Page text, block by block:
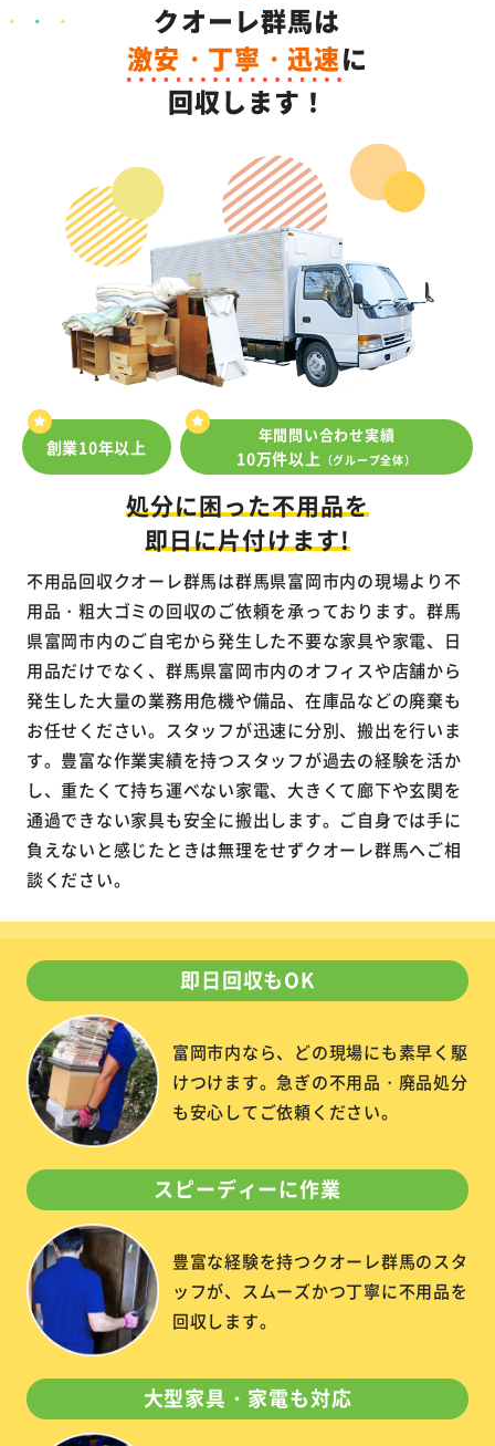
クオーレ群馬は
激安・丁寧・迅速に
回収します！
創業10年以上
年間問い合わせ実績
10万件以上 （グループ全体）
処分に困った不用品を
即日に片付けます!
不用品回収クオーレ群馬は群馬県富岡市内の現場より不
用品・粗大ゴミの回収のご依頼を承っております。群馬
県富岡市内のご自宅から発生した不要な家具や家電、日
用品だけでなく、群馬県富岡市内のオフィスや店舗から
発生した大量の業務用危機や備品、在庫品などの廃棄も
お任せください。スタッフが迅速に分別、搬出を行いま
す。豊富な作業実績を持つスタッフが過去の経験を活か
し、重たくて持ち運べない家電、大きくて廊下や玄関を
通過できない家具も安全に搬出します。ご自身では手に
負えないと感じたときは無理をせずクオーレ群馬へご相
談ください。
即日回収もOK
富岡市内なら、どの現場にも素早く駆
けつけます。急ぎの不用品・廃品処分
も安心してご依頼ください。
スピーディーに作業
豊富な経験を持つクオーレ群馬のスタ
ッフが、スムーズかつ丁寧に不用品を
回収します。
大型家具・家電も対応